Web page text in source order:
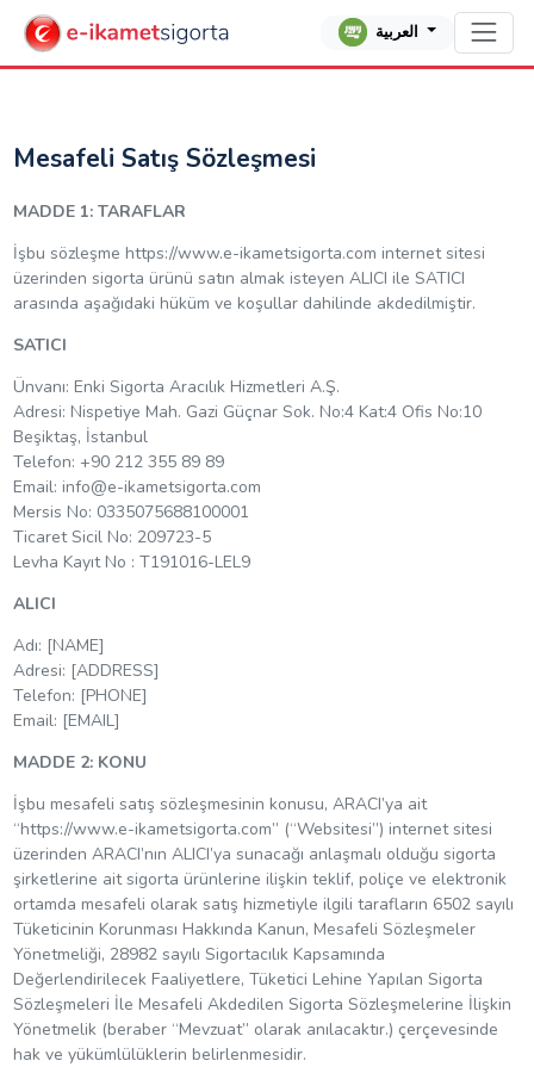
العربية
Mesafeli Satış Sözleşmesi
MADDE 1: TARAFLAR
İşbu sözleşme https://www.e-ikametsigorta.com internet sitesi
üzerinden sigorta ürünü satın almak isteyen ALICI ile SATICI
arasında aşağıdaki hüküm ve koşullar dahilinde akdedilmiştir.
SATICI
Ünvanı: Enki Sigorta Aracılık Hizmetleri A.Ş.
Adresi: Nispetiye Mah. Gazi Güçnar Sok. No:4 Kat:4 Ofis No:10
Beşiktaş, İstanbul
Telefon: +90 212 355 89 89
Email: info@e-ikametsigorta.com
Mersis No: 0335075688100001
Ticaret Sicil No: 209723-5
Levha Kayıt No : T191016-LEL9
ALICI
Adı: [NAME]
Adresi: [ADDRESS]
Telefon: [PHONE]
Email: [EMAIL]
MADDE 2: KONU
İşbu mesafeli satış sözleşmesinin konusu, ARACI’ya ait
“https://www.e-ikametsigorta.com” (“Websitesi”) internet sitesi
üzerinden ARACI’nın ALICI’ya sunacağı anlaşmalı olduğu sigorta
şirketlerine ait sigorta ürünlerine ilişkin teklif, poliçe ve elektronik
ortamda mesafeli olarak satış hizmetiyle ilgili tarafların 6502 sayılı
Tüketicinin Korunması Hakkında Kanun, Mesafeli Sözleşmeler
Yönetmeliği, 28982 sayılı Sigortacılık Kapsamında
Değerlendirilecek Faaliyetlere, Tüketici Lehine Yapılan Sigorta
Sözleşmeleri İle Mesafeli Akdedilen Sigorta Sözleşmelerine İlişkin
Yönetmelik (beraber “Mevzuat” olarak anılacaktır.) çerçevesinde
hak ve yükümlülüklerin belirlenmesidir.